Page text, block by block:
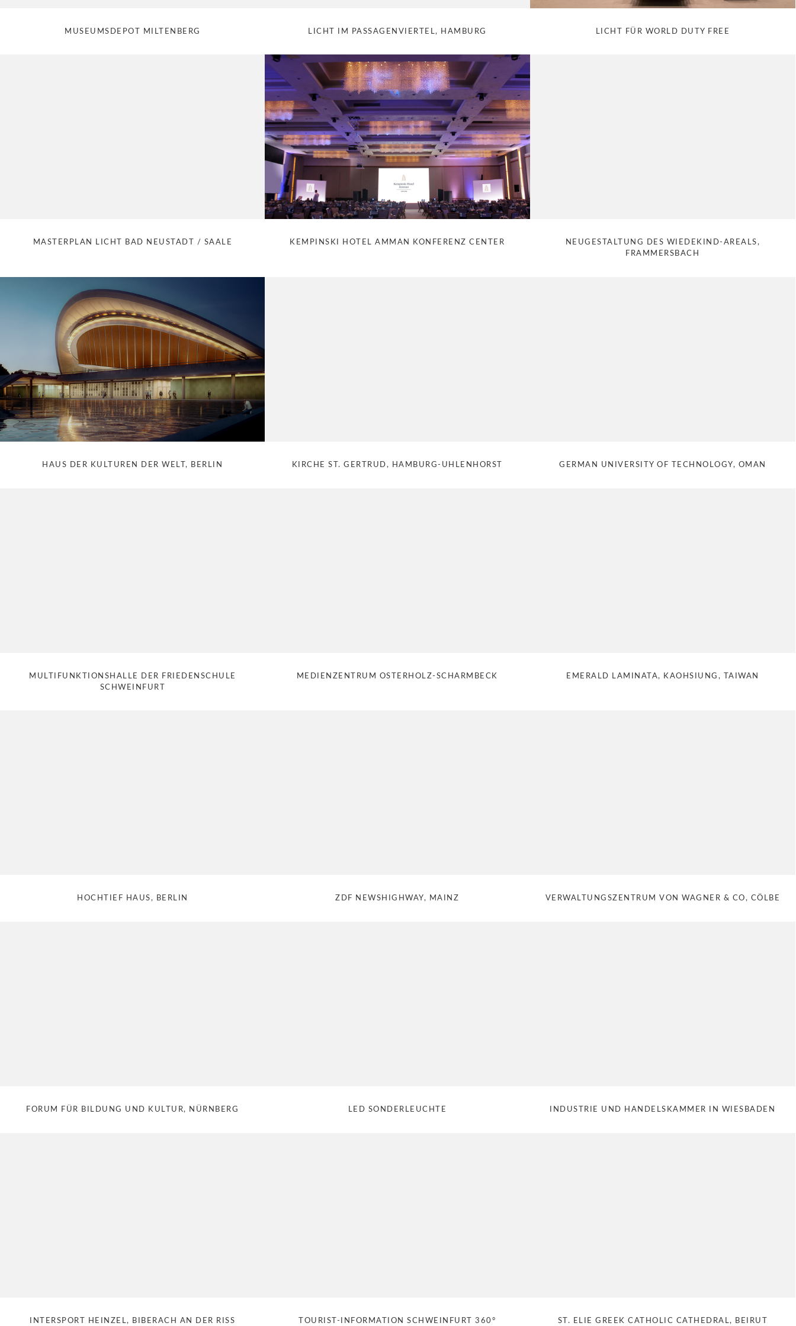
MUSEUMSDEPOT MILTENBERG LICHT IM PASSAGENVIERTEL, HAMBURG LICHT FÜR WORLD DUTY FREE
MASTERPLAN LICHT BAD NEUSTADT / SAALE KEMPINSKI HOTEL AMMAN KONFERENZ CENTER
NEUGESTALTUNG DES WIEDEKIND-AREALS,
FRAMMERSBACH
HAUS DER KULTUREN DER WELT, BERLIN KIRCHE ST. GERTRUD, HAMBURG-UHLENHORST GERMAN UNIVERSITY OF TECHNOLOGY, OMAN
MULTIFUNKTIONSHALLE DER FRIEDENSCHULE
SCHWEINFURT
MEDIENZENTRUM OSTERHOLZ-SCHARMBECK EMERALD LAMINATA, KAOHSIUNG, TAIWAN
HOCHTIEF HAUS, BERLIN ZDF NEWSHIGHWAY, MAINZ VERWALTUNGSZENTRUM VON WAGNER & CO, CÖLBE
FORUM FÜR BILDUNG UND KULTUR, NÜRNBERG LED SONDERLEUCHTE INDUSTRIE UND HANDELSKAMMER IN WIESBADEN
INTERSPORT HEINZEL, BIBERACH AN DER RISS TOURIST-INFORMATION SCHWEINFURT 360° ST. ELIE GREEK CATHOLIC CATHEDRAL, BEIRUT